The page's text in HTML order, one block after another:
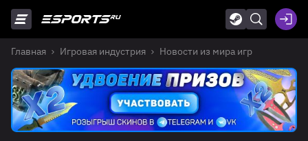
Главная Игровая индустрия Новости из мира игр